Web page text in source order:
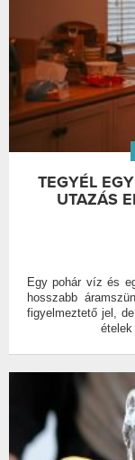
TEGYÉL
UTAZÁS
Egy pohár víz és
hosszabb
figyelmeztető jel,
ételek